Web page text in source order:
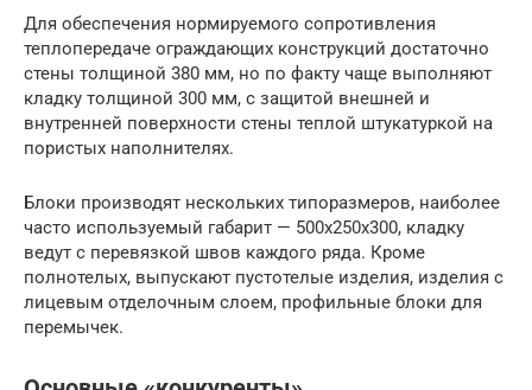
Для обеспечения нормируемого сопротивления
теплопередаче ограждающих конструкций достаточно
стены толщиной 380 мм, но по факту чаще выполняют
кладку толщиной 300 мм, с защитой внешней и
внутренней поверхности стены теплой штукатуркой на
пористых наполнителях.
Блоки производят нескольких типоразмеров, наиболее
часто используемый габарит — 500х250х300, кладку
ведут с перевязкой швов каждого ряда. Кроме
полнотелых, выпускают пустотелые изделия, изделия с
лицевым отделочным слоем, профильные блоки для
перемычек.